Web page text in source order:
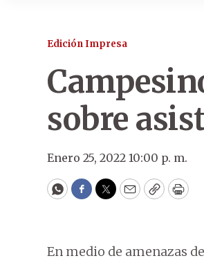
Edición Impresa
sobre
Enero 25, 2022 10:00 p. m.
WhatsApp
Facebook
Twitter
EmailCopyPrint
En medio de amenazas